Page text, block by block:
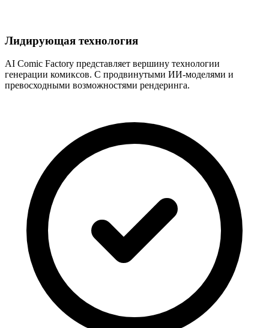
Лидирующая технология
AI Comic Factory представляет вершину технологии
генерации комиксов. С продвинутыми ИИ-моделями и
превосходными возможностями рендеринга.